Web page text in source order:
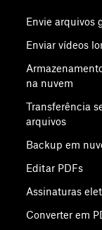
Envie arquivos
Enviar vídeos
na nuvem
Transferência
arquivos
Backup em
Editar PDFs
Assinaturas
Converter em